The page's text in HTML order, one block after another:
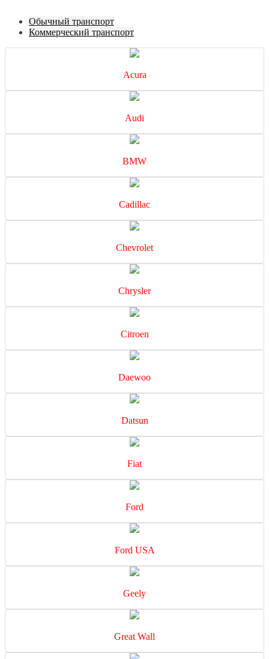
Обычный транспорт
Коммерческий транспорт
Acura
Audi
BMW
Cadillac
Chevrolet
Chrysler
Citroen
Daewoo
Datsun
Fiat
Ford
Ford USA
Geely
Great Wall